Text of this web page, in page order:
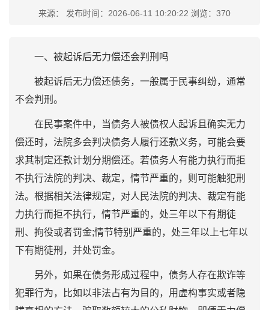
来源： 发布时间：2026-06-11 10:20:22 浏览：370
一、被起诉后无力偿还会判刑吗
被起诉后无力偿还债务，一般属于民事纠纷，通常
不会判刑。
在民事案件中，当债务人被债权人起诉且确实无力
偿还时，法院多会判决债务人履行还款义务，可能会要
求其制定还款计划分期偿还。若债务人有能力执行而拒
不执行法院的判决、裁定，情节严重的，则可能触犯刑
法。根据相关法律规定，对人民法院的判决、裁定有能
力执行而拒不执行，情节严重的，处三年以下有期徒
刑、拘役或者罚金;情节特别严重的，处三年以上七年以
下有期徒刑，并处罚金。
另外，如果在债务形成过程中，债务人存在欺诈等
犯罪行为，比如以非法占有为目的，用虚构事实或者隐